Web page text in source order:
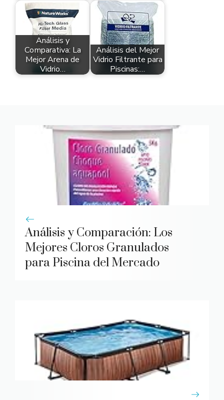
Análisis y
Comparativa: La
Mejor Arena de
Vidrio…
Análisis del Mejor
Vidrio Filtrante para
Piscinas:…
Análisis y Comparación: Los
Mejores Cloros Granulados
para Piscina del Mercado